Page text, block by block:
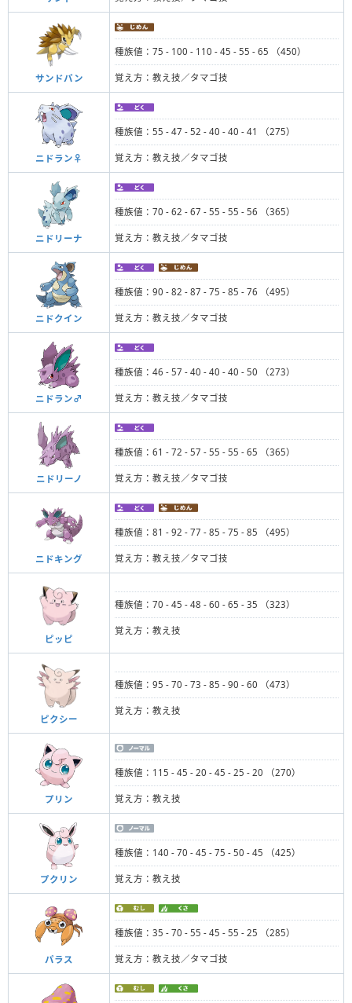
サンドパン
種族値：75 - 100 - 110 - 45 - 55 - 65 （450）
覚え方：教え技／タマゴ技
ニドラン♀
種族値：55 - 47 - 52 - 40 - 40 - 41 （275）
覚え方：教え技／タマゴ技
ニドリーナ
種族値：70 - 62 - 67 - 55 - 55 - 56 （365）
覚え方：教え技／タマゴ技
ニドクイン
種族値：90 - 82 - 87 - 75 - 85 - 76 （495）
覚え方：教え技／タマゴ技
ニドラン♂
種族値：46 - 57 - 40 - 40 - 40 - 50 （273）
覚え方：教え技／タマゴ技
ニドリーノ
種族値：61 - 72 - 57 - 55 - 55 - 65 （365）
覚え方：教え技／タマゴ技
ニドキング
種族値：81 - 92 - 77 - 85 - 75 - 85 （495）
覚え方：教え技／タマゴ技
ピッピ
種族値：70 - 45 - 48 - 60 - 65 - 35 （323）
覚え方：教え技
ピクシー
種族値：95 - 70 - 73 - 85 - 90 - 60 （473）
覚え方：教え技
プリン
種族値：115 - 45 - 20 - 45 - 25 - 20 （270）
覚え方：教え技
プクリン
種族値：140 - 70 - 45 - 75 - 50 - 45 （425）
覚え方：教え技
パラス
種族値：35 - 70 - 55 - 45 - 55 - 25 （285）
覚え方：教え技／タマゴ技